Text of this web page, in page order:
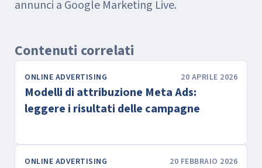
annunci a Google Marketing Live.
Contenuti correlati
ONLINE ADVERTISING 20 APRILE 2026
Modelli di attribuzione Meta Ads:
leggere i risultati delle campagne
ONLINE ADVERTISING 20 FEBBRAIO 2026